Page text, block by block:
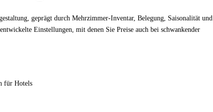
geprägt durch Mehrzimmer-Inventar, Belegung, Saisonalität und
Einstellungen, mit denen Sie Preise auch bei schwankender
für Hotels